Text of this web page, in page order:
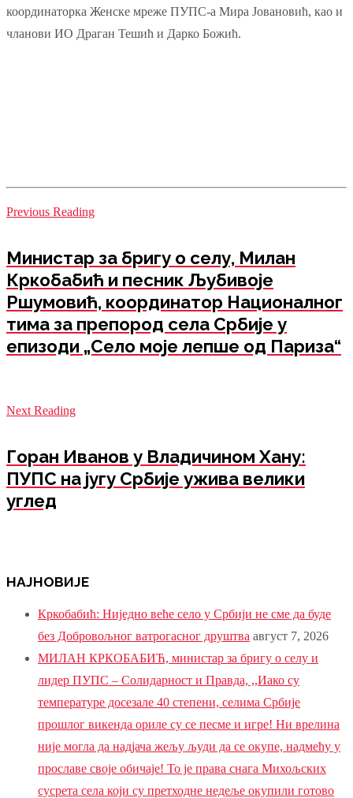
координаторка Женске мреже ПУПС-а Мира Јовановић, као и
чланови ИО Драган Тешић и Дарко Божић.
Previous Reading
Министар за бригу о селу, Милан
Кркобабић и песник Љубивоје
Ршумовић, координатор Националног
тима за препород села Србије у
епизоди „Село моје лепше од Париза“
Next Reading
Горан Иванов у Владичином Хану:
ПУПС на југу Србије ужива велики
углед
НАЈНОВИЈЕ
Кркобабић: Ниједно веће село у Србији не сме да буде
без Добровољног ватрогасног друштва август 7, 2026
МИЛАН КРКОБАБИЋ, министар за бригу о селу и
лидер ПУПС – Солидарност и Правда, ,,Иако су
температуре досезале 40 степени, селима Србије
прошлог викенда ориле су се песме и игре! Ни врелина
није могла да надјача жељу људи да се окупе, надмећу у
прославе своје обичаје! То је права снага Михољских
сусрета села који су претходне недеље окупили готово